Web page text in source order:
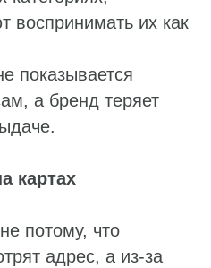
воспринимать их как
показывается
а бренд теряет
картах
потому, что
адрес, а из-за